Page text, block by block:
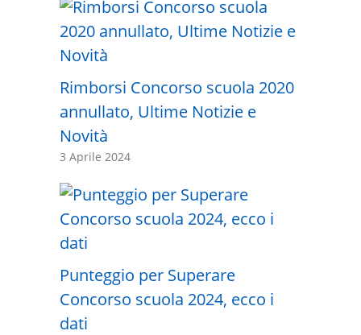
Rimborsi Concorso scuola 2020
annullato, Ultime Notizie e
Novità
3 Aprile 2024
Punteggio per Superare
Concorso scuola 2024, ecco i
dati